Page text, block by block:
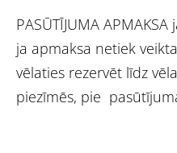
PASŪTĪJUMA
ja apmaksa netiek
vēlaties rezervēt līdz
piezīmēs, pie